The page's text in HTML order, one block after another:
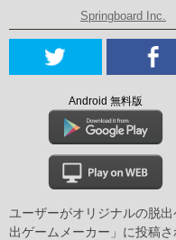
Springboard Inc.
Android 無料版
ユーザーがオリジナルの脱
出ゲームメーカー」に投稿さ